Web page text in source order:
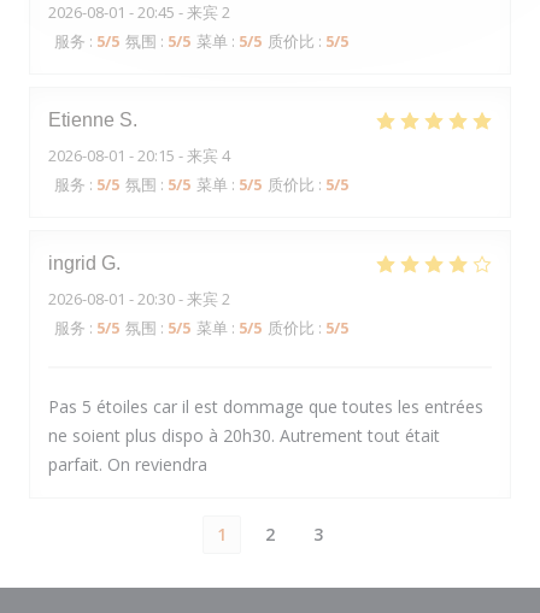
2026-08-01 - 20:45 - 来宾 2
服务 : 5/5 氛围 : 5/5 菜单 : 5/5 质价比 : 5/5
Etienne S
2026-08-01 - 20:15 - 来宾 4
服务 : 5/5 氛围 : 5/5 菜单 : 5/5 质价比 : 5/5
ingrid G
2026-08-01 - 20:30 - 来宾 2
服务 : 5/5 氛围 : 5/5 菜单 : 5/5 质价比 : 5/5
Pas 5 étoiles car il est dommage que toutes les entrées
ne soient plus dispo à 20h30. Autrement tout était
parfait. On reviendra
1 2 3